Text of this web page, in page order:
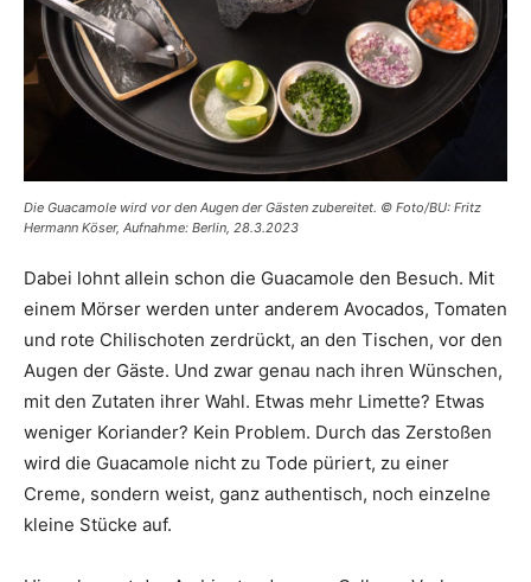
Die Guacamole wird vor den Augen der Gästen zubereitet. © Foto/BU: Fritz
Hermann Köser, Aufnahme: Berlin, 28.3.2023
Dabei lohnt allein schon die Guacamole den Besuch. Mit
einem Mörser werden unter anderem Avocados, Tomaten
und rote Chilischoten zerdrückt, an den Tischen, vor den
Augen der Gäste. Und zwar genau nach ihren Wünschen,
mit den Zutaten ihrer Wahl. Etwas mehr Limette? Etwas
weniger Koriander? Kein Problem. Durch das Zerstoßen
wird die Guacamole nicht zu Tode püriert, zu einer
Creme, sondern weist, ganz authentisch, noch einzelne
kleine Stücke auf.